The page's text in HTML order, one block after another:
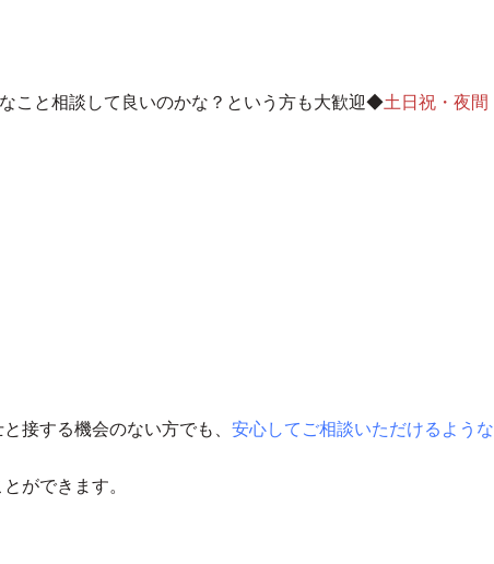
こと相談して良いのかな？という方も大歓迎◆土日祝・夜間
接する機会のない方でも、 安心してご相談いただけるような
ができます。